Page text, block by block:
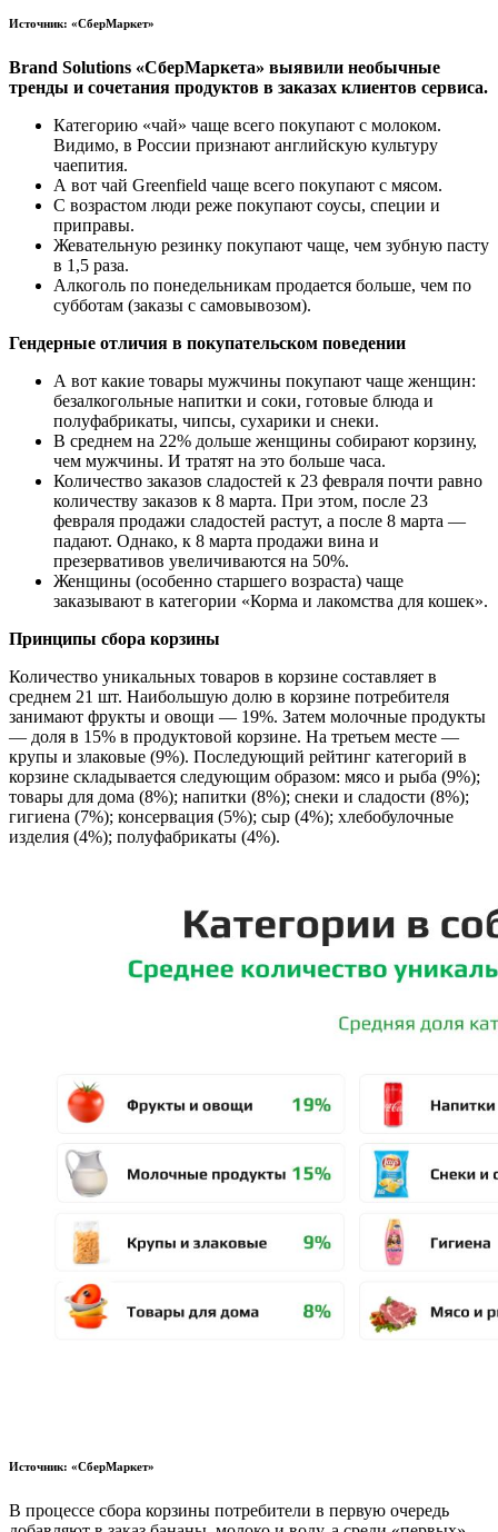
Источник: «СберМаркет»
Brand Solutions «СберМаркета» выявили необычные
тренды и сочетания продуктов в заказах клиентов сервиса.
Категорию «чай» чаще всего покупают с молоком.
Видимо, в России признают английскую культуру
чаепития.
А вот чай Greenfield чаще всего покупают с мясом.
С возрастом люди реже покупают соусы, специи и
приправы.
Жевательную резинку покупают чаще, чем зубную пасту
в 1,5 раза.
Алкоголь по понедельникам продается больше, чем по
субботам (заказы с самовывозом).
Гендерные отличия в покупательском поведении
А вот какие товары мужчины покупают чаще женщин:
безалкогольные напитки и соки, готовые блюда и
полуфабрикаты, чипсы, сухарики и снеки.
В среднем на 22% дольше женщины собирают корзину,
чем мужчины. И тратят на это больше часа.
Количество заказов сладостей к 23 февраля почти равно
количеству заказов к 8 марта. При этом, после 23
февраля продажи сладостей растут, а после 8 марта —
падают. Однако, к 8 марта продажи вина и
презервативов увеличиваются на 50%.
Женщины (особенно старшего возраста) чаще
заказывают в категории «Корма и лакомства для кошек».
Принципы сбора корзины
Количество уникальных товаров в корзине составляет в
среднем 21 шт. Наибольшую долю в корзине потребителя
занимают фрукты и овощи — 19%. Затем молочные продукты
— доля в 15% в продуктовой корзине. На третьем месте —
крупы и злаковые (9%). Последующий рейтинг категорий в
корзине складывается следующим образом: мясо и рыба (9%);
товары для дома (8%); напитки (8%); снеки и сладости (8%);
гигиена (7%); консервация (5%); сыр (4%); хлебобулочные
изделия (4%); полуфабрикаты (4%).
Источник: «СберМаркет»
В процессе сбора корзины потребители в первую очередь